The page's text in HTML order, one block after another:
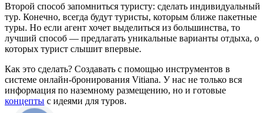
Второй способ запомниться туристу: сделать индивидуальный
тур. Конечно, всегда будут туристы, которым ближе пакетные
туры. Но если агент хочет выделиться из большинства, то
лучший способ — предлагать уникальные варианты отдыха, о
которых турист слышит впервые.
Как это сделать? Создавать с помощью инструментов в
системе онлайн-бронирования Vitiana. У нас не только вся
информация по наземному размещению, но и готовые
концепты с идеями для туров.